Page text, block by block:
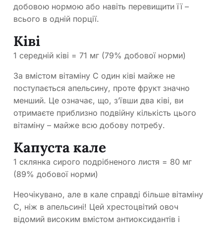
добовою нормою або навіть перевищити її –
всього в одній порції.
Ківі
1 середній ківі = 71 мг (79% добової норми)
За вмістом вітаміну С один ківі майже не
поступається апельсину, проте фрукт значно
менший. Це означає, що, з’ївши два ківі, ви
отримаєте приблизно подвійну кількість цього
вітаміну – майже всю добову потребу.
Капуста кале
1 склянка сирого подрібненого листя = 80 мг
(89% добової норми)
Неочікувано, але в кале справді більше вітаміну
С, ніж в апельсині! Цей хрестоцвітий овоч
відомий високим вмістом антиоксидантів і